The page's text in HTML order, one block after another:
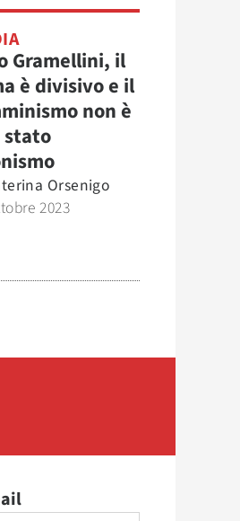
Gramellini, il
è divisivo e il
non è
stato
Orsenigo
2023